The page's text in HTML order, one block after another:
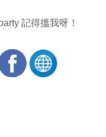
記得搵我呀！